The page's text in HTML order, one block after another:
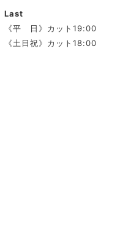
Last
《平 日》カット19:00
《土日祝》カット18:00